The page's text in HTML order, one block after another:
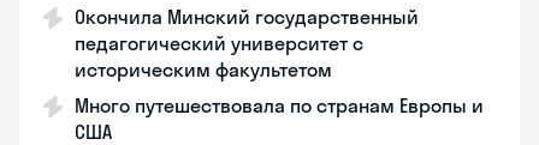
Окончила Минский государственный
педагогический университет с
историческим факультетом
Много путешествовала по странам Европы и
США